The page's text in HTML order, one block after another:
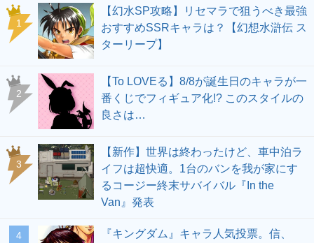
1
【幻水SP攻略】リセマラで狙うべき最強
おすすめSSRキャラは？【幻想水滸伝 ス
ターリープ】
2
【To LOVEる】8/8が誕生日のキャラが一
番くじでフィギュア化!? このスタイルの
良さは…
3
【新作】世界は終わったけど、車中泊ラ
イフは超快適。1台のバンを我が家にす
るコージー終末サバイバル『In the
Van』発表
4
『キングダム』キャラ人気投票。信、